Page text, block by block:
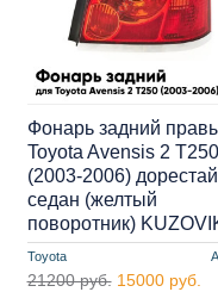
Toyota
Фонарь задний
Toyota Avensis 2 T250
(2003-2006)
седан (желтый
поворотник)
21200 руб. 15000 руб.